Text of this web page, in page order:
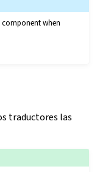
component when
traductores las